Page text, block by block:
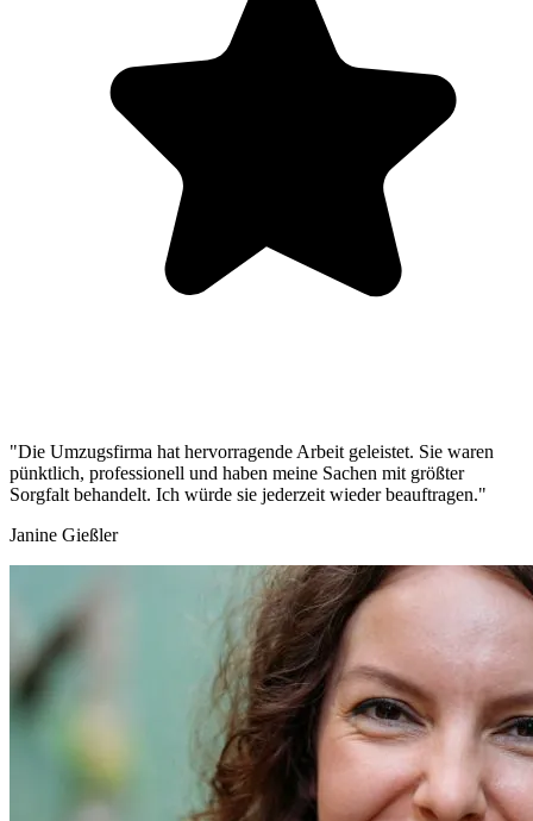
"Die Umzugsfirma hat hervorragende Arbeit geleistet. Sie waren
pünktlich, professionell und haben meine Sachen mit größter
Sorgfalt behandelt. Ich würde sie jederzeit wieder beauftragen."
Janine Gießler